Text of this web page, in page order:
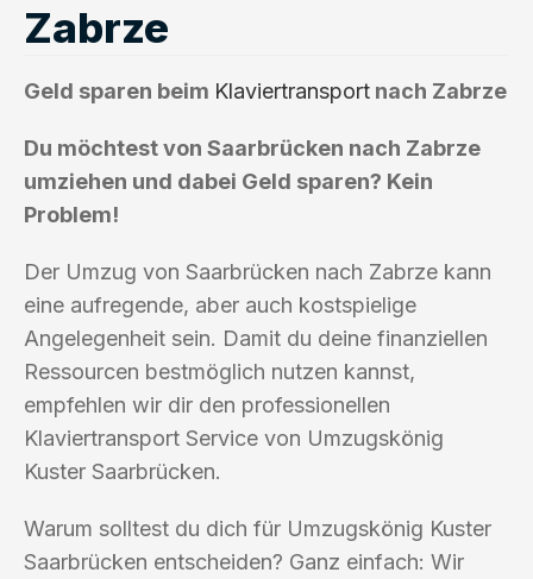
Zabrze
Geld sparen beim Klaviertransport nach Zabrze
Du möchtest von Saarbrücken nach Zabrze
umziehen und dabei Geld sparen? Kein
Problem!
Der Umzug von Saarbrücken nach Zabrze kann
eine aufregende, aber auch kostspielige
Angelegenheit sein. Damit du deine finanziellen
Ressourcen bestmöglich nutzen kannst,
empfehlen wir dir den professionellen
Klaviertransport Service von Umzugskönig
Kuster Saarbrücken.
Warum solltest du dich für Umzugskönig Kuster
Saarbrücken entscheiden? Ganz einfach: Wir